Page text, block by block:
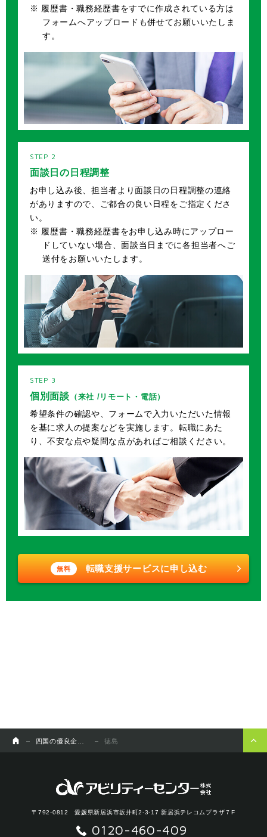
※ 履歴書・職務経歴書をすでに作成されている方は
フォームへアップロードも併せてお願いいたしま
す。
面談日の日程調整
お申し込み後、担当者より面談日の日程調整の連絡
がありますので、ご都合の良い日程をご指定くださ
い。
※ 履歴書・職務経歴書をお申し込み時にアップロー
ドしていない場合、面談当日までに各担当者へご
送付をお願いいたします。
個別面談 （来社 /リモート・電話）
希望条件の確認や、フォームで入力いただいた情報
を基に求人の提案などを実施します。転職にあた
り、不安な点や疑問な点があればご相談ください。
無料 転職支援サービスに申し込む
徳島
〒792-0812 愛媛県新居浜市坂井町2-3-17 新居浜テレコムプラザ７F
0120-460-409